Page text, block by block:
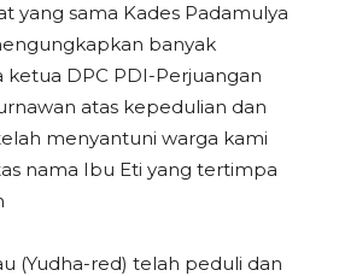
yang sama Kades Padamulya
banyak
DPC PDI-Perjuangan
atas kepedulian dan
menyantuni warga kami
nama Ibu Eti yang tertimpa
(Yudha-red) telah peduli dan